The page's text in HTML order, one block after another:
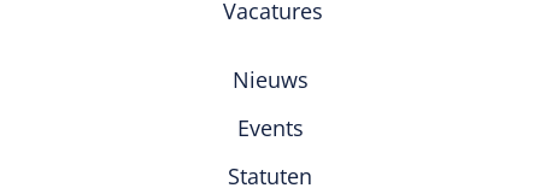
Vacatures
Nieuws
Events
Statuten